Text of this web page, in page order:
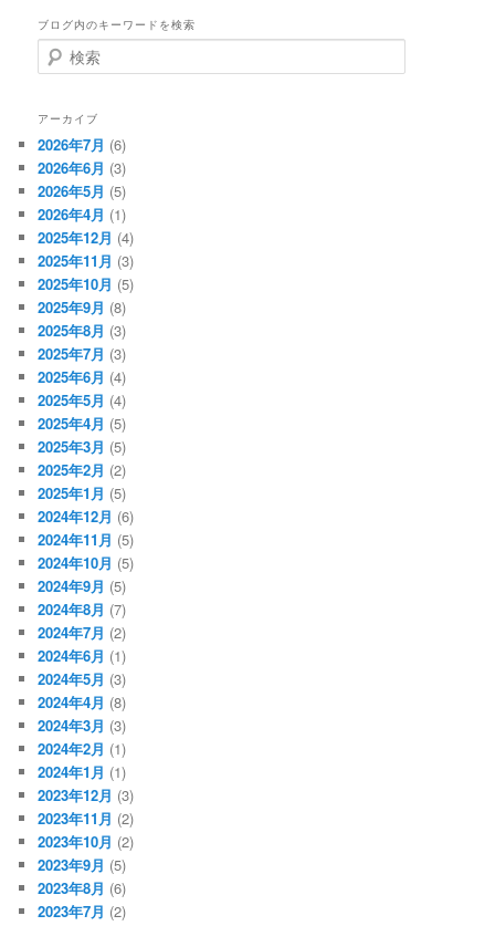
ブログ内のキーワードを検索
検
索
アーカイブ
2026年7月 (6)
2026年6月 (3)
2026年5月 (5)
2026年4月 (1)
2025年12月 (4)
2025年11月 (3)
2025年10月 (5)
2025年9月 (8)
2025年8月 (3)
2025年7月 (3)
2025年6月 (4)
2025年5月 (4)
2025年4月 (5)
2025年3月 (5)
2025年2月 (2)
2025年1月 (5)
2024年12月 (6)
2024年11月 (5)
2024年10月 (5)
2024年9月 (5)
2024年8月 (7)
2024年7月 (2)
2024年6月 (1)
2024年5月 (3)
2024年4月 (8)
2024年3月 (3)
2024年2月 (1)
2024年1月 (1)
2023年12月 (3)
2023年11月 (2)
2023年10月 (2)
2023年9月 (5)
2023年8月 (6)
2023年7月 (2)